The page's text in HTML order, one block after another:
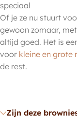
speciaal
Of je ze nu stuurt
gewoon zomaar,
altijd goed. Het is
voor kleine en grote
de rest.
Zijn deze